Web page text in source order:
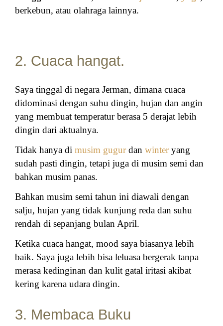
berkebun, atau olahraga lainnya.
2. Cuaca hangat.
Saya tinggal di negara Jerman, dimana cuaca
didominasi dengan suhu dingin, hujan dan angin
yang membuat temperatur berasa 5 derajat lebih
dingin dari aktualnya.
Tidak hanya di musim gugurdan winteryang
sudah pasti dingin, tetapi juga di musim semi dan
bahkan musim panas.
Bahkan musim semi tahun ini diawali dengan
salju, hujan yang tidak kunjung reda dan suhu
rendah di sepanjang bulan April.
Ketika cuaca hangat, mood saya biasanya lebih
baik. Saya juga lebih bisa leluasa bergerak tanpa
merasa kedinginan dan kulit gatal iritasi akibat
kering karena udara dingin.
3. Membaca Buku